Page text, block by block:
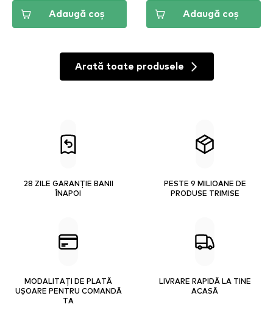
Adaugă coș Adaugă coș
Arată toate produsele
28 ZILE GARANȚIE BANII
ÎNAPOI
PESTE 9 MILIOANE DE
PRODUSE TRIMISE
MODALITAȚI DE PLATĂ
UȘOARE PENTRU COMANDĂ
TA
LIVRARE RAPIDĂ LA TINE
ACASĂ